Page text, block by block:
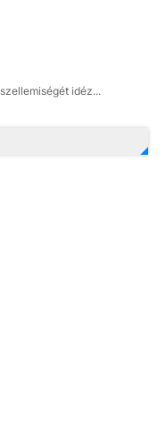
idéz...